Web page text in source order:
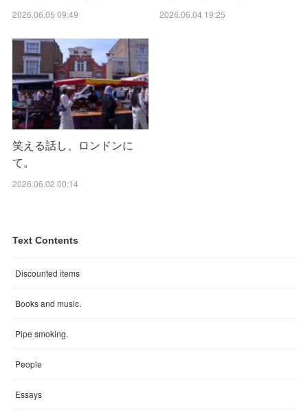
2026.06.05 09:49 2026.06.04 19:25
笑える話し、ロンドンに
て。
2026.06.02 00:14
Text Contents
Discounted items
Books and music.
Pipe smoking.
People
Essays